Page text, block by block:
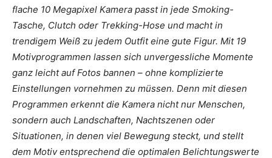
flache 10 Megapixel Kamera passt in jede Smoking-
Tasche, Clutch oder Trekking-Hose und macht in
trendigem Weiß zu jedem Outfit eine gute Figur. Mit 19
Motivprogrammen lassen sich unvergessliche Momente
ganz leicht auf Fotos bannen – ohne komplizierte
Einstellungen vornehmen zu müssen. Denn mit diesen
Programmen erkennt die Kamera nicht nur Menschen,
sondern auch Landschaften, Nachtszenen oder
Situationen, in denen viel Bewegung steckt, und stellt
dem Motiv entsprechend die optimalen Belichtungswerte